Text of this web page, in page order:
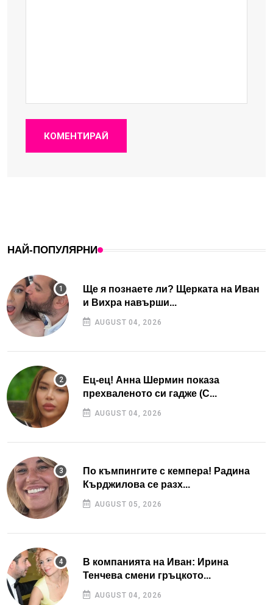
КОМЕНТИРАЙ
НАЙ-ПОПУЛЯРНИ
Ще я познаете ли? Щерката на Иван
и Вихра навърши...
AUGUST 04, 2026
Ец-ец! Анна Шермин показа
прехваленото си гадже (С...
AUGUST 04, 2026
По къмпингите с кемпера! Радина
Кърджилова се разх...
AUGUST 05, 2026
В компанията на Иван: Ирина
Тенчева смени гръцкото...
AUGUST 04, 2026